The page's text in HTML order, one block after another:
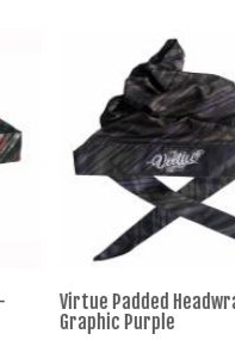
Virtue Padded Headwrap -
Graphic Purple